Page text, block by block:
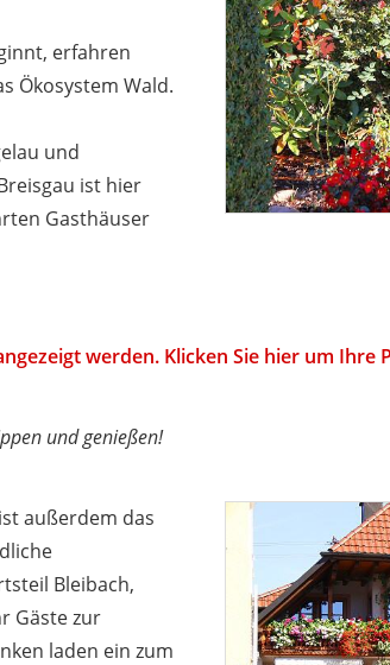
erfahren
Ökosystem Wald.
und
ist hier
Gasthäuser
werden. Klicken Sie hier um Ihre
und genießen!
außerdem das
Bleibach,
Gäste zur
laden ein zum